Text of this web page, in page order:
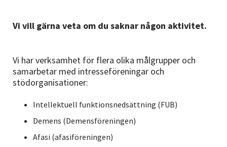
Vi vill gärna veta om du saknar någon aktivitet.
Vi har verksamhet för flera olika målgrupper och
samarbetar med intresseföreningar och
stödorganisationer:
Intellektuell funktionsnedsättning (FUB)
Demens (Demensföreningen)
Afasi (afasiföreningen)